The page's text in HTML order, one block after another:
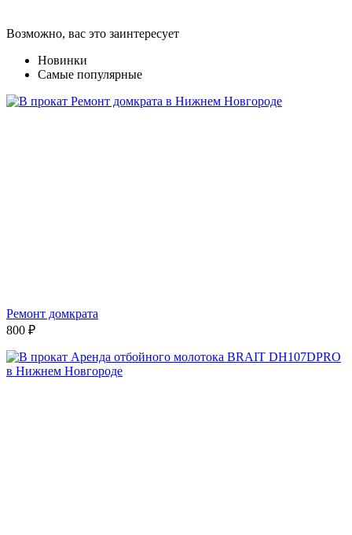
Возможно, вас это заинтересует
Новинки
Самые популярные
Ремонт домкрата
800 ₽